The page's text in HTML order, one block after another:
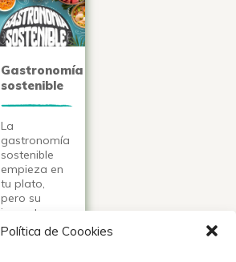
Política de Coookies
Gastronomía
sostenible
La
gastronomía
sostenible
empieza en
tu plato,
pero su
impacto
llega hasta